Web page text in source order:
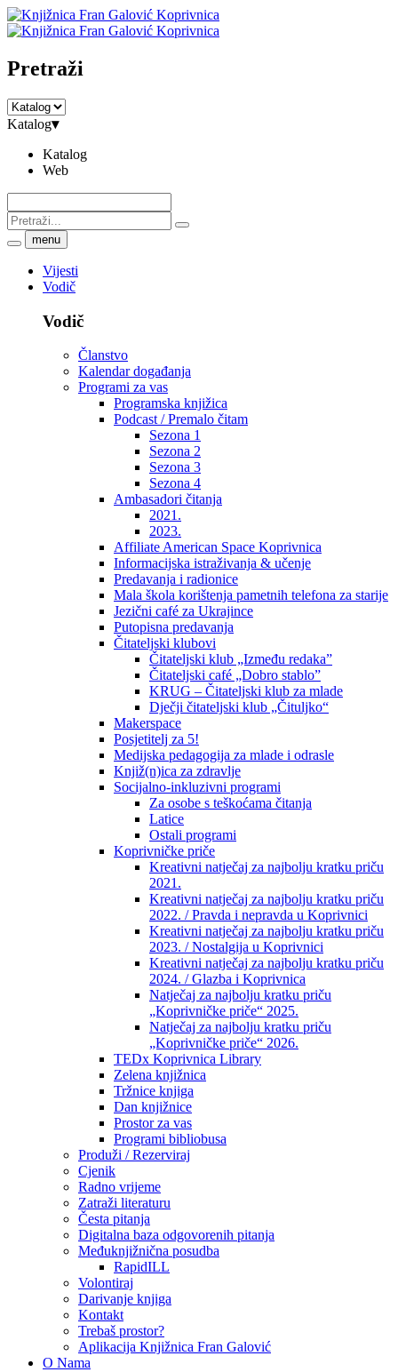
Pretraži
Katalog▾
Katalog
Web
menu
Vijesti
Vodič
Vodič
Članstvo
Kalendar događanja
Programi za vas
Programska knjižica
Podcast / Premalo čitam
Sezona 1
Sezona 2
Sezona 3
Sezona 4
Ambasadori čitanja
2021.
2023.
Affiliate American Space Koprivnica
Informacijska istraživanja & učenje
Predavanja i radionice
Mala škola korištenja pametnih telefona za starije
Jezični café za Ukrajince
Putopisna predavanja
Čitateljski klubovi
Čitateljski klub „Između redaka”
Čitateljski café „Dobro stablo”
KRUG – Čitateljski klub za mlade
Dječji čitateljski klub „Čituljko“
Makerspace
Posjetitelj za 5!
Medijska pedagogija za mlade i odrasle
Knjiž(n)ica za zdravlje
Socijalno-inkluzivni programi
Za osobe s teškoćama čitanja
Latice
Ostali programi
Koprivničke priče
Kreativni natječaj za najbolju kratku priču
2021.
Kreativni natječaj za najbolju kratku priču
2022. / Pravda i nepravda u Koprivnici
Kreativni natječaj za najbolju kratku priču
2023. / Nostalgija u Koprivnici
Kreativni natječaj za najbolju kratku priču
2024. / Glazba i Koprivnica
Natječaj za najbolju kratku priču
„Koprivničke priče“ 2025.
Natječaj za najbolju kratku priču
„Koprivničke priče“ 2026.
TEDx Koprivnica Library
Zelena knjižnica
Tržnice knjiga
Dan knjižnice
Prostor za vas
Programi bibliobusa
Produži / Rezerviraj
Cjenik
Radno vrijeme
Zatraži literaturu
Česta pitanja
Digitalna baza odgovorenih pitanja
Međuknjižnična posudba
RapidILL
Volontiraj
Darivanje knjiga
Kontakt
Trebaš prostor?
Aplikacija Knjižnica Fran Galović
O Nama